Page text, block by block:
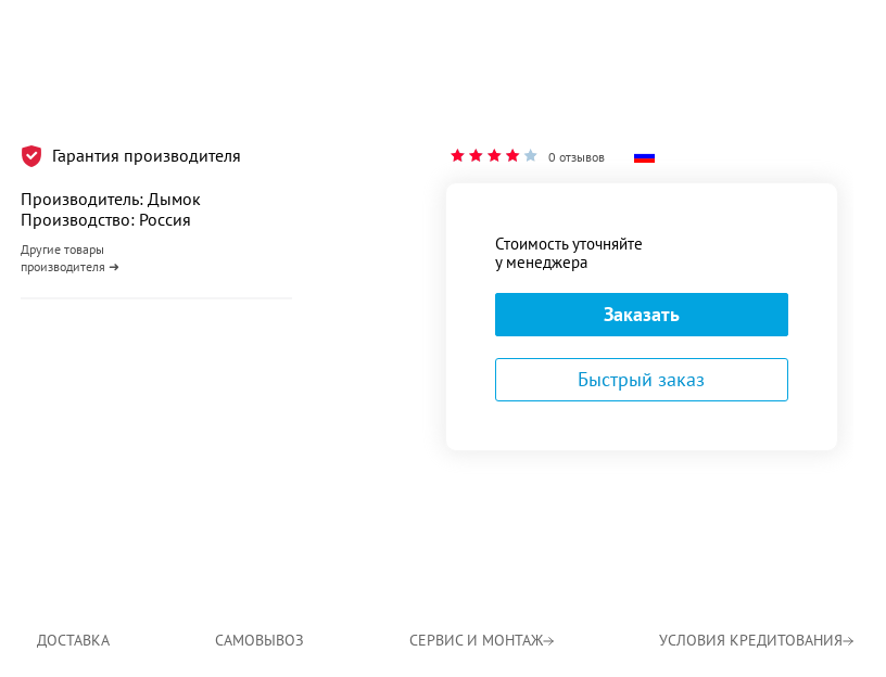
Гарантия производителя
Производитель: Дымок
Производство: Россия
Другие товары
производителя ➜
0 отзывов
Стоимость уточняйте
у менеджера
Заказать
Быстрый заказ
ДОСТАВКА САМОВЫВОЗ СЕРВИС И МОНТАЖ УСЛОВИЯ КРЕДИТОВАНИЯ